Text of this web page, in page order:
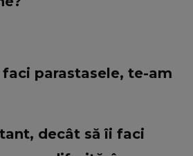
parastasele, te-am
decât să îi faci